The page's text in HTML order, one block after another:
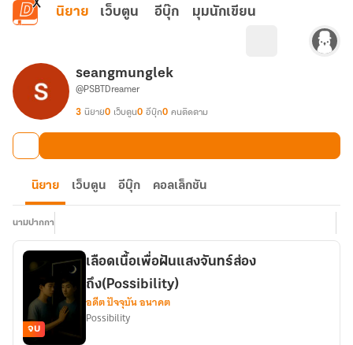
ข้ามไปยังเนื้อหาหลัก
นิยาย เว็บตูน อีบุ๊ก มุมนักเขียน
seangmunglek
@PSBTDreamer
3 นิยาย0 เว็บตูน0 อีบุ๊ก0 คนติดตาม
นิยาย เว็บตูน อีบุ๊ก คอลเล็กชัน
นามปากกา
จบ
เลือดเนื้อเพื่อฝันแสงจันทร์ส่อง
ถึง(Possibility)
อดีต ปัจจุบัน อนาคต
Possibility